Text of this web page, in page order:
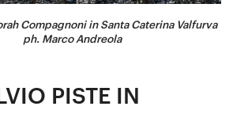
Compagnoni in Santa Caterina Valfurva
ph. Marco Andreola
PISTE IN